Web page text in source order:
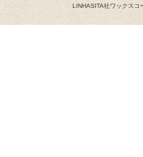
LINHASITA社ワックスコ